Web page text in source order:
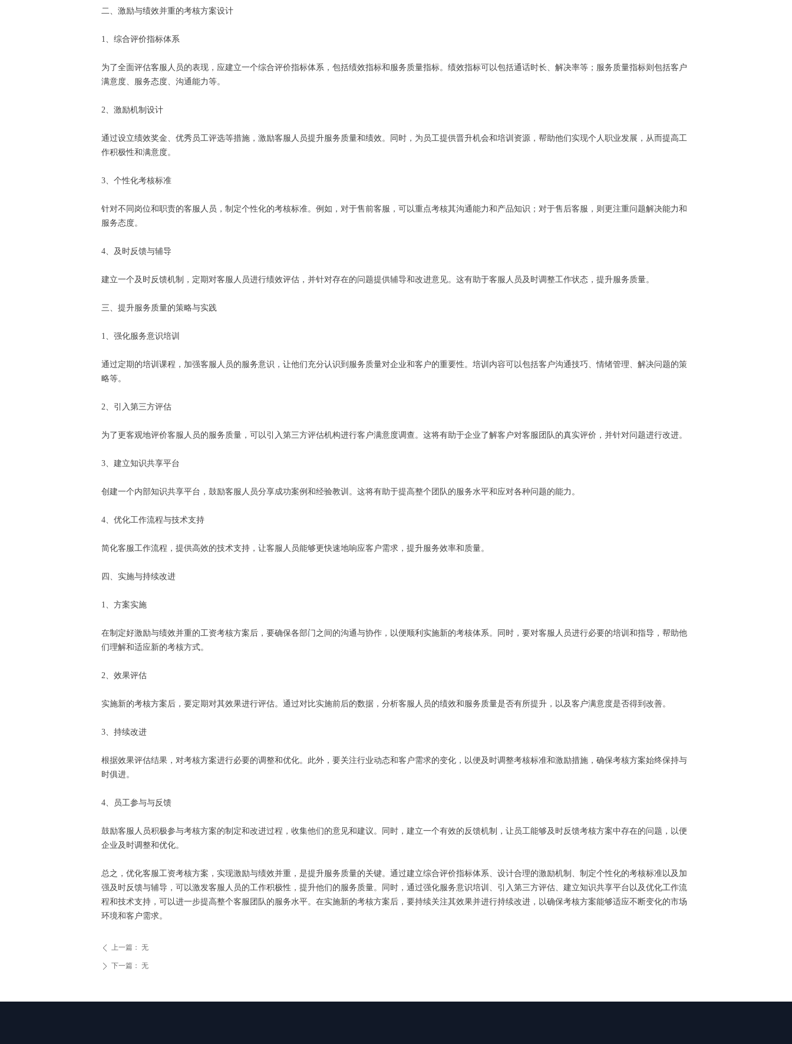
二、激励与绩效并重的考核方案设计
1、综合评价指标体系
为了全面评估客服人员的表现，应建立一个综合评价指标体系，包括绩效指标和服务质量指标。绩效指标可以包括通话时长、解决率等；服务质量指标则包括客户
满意度、服务态度、沟通能力等。
2、激励机制设计
通过设立绩效奖金、优秀员工评选等措施，激励客服人员提升服务质量和绩效。同时，为员工提供晋升机会和培训资源，帮助他们实现个人职业发展，从而提高工
作积极性和满意度。
3、个性化考核标准
针对不同岗位和职责的客服人员，制定个性化的考核标准。例如，对于售前客服，可以重点考核其沟通能力和产品知识；对于售后客服，则更注重问题解决能力和
服务态度。
4、及时反馈与辅导
建立一个及时反馈机制，定期对客服人员进行绩效评估，并针对存在的问题提供辅导和改进意见。这有助于客服人员及时调整工作状态，提升服务质量。
三、提升服务质量的策略与实践
1、强化服务意识培训
通过定期的培训课程，加强客服人员的服务意识，让他们充分认识到服务质量对企业和客户的重要性。培训内容可以包括客户沟通技巧、情绪管理、解决问题的策
略等。
2、引入第三方评估
为了更客观地评价客服人员的服务质量，可以引入第三方评估机构进行客户满意度调查。这将有助于企业了解客户对客服团队的真实评价，并针对问题进行改进。
3、建立知识共享平台
创建一个内部知识共享平台，鼓励客服人员分享成功案例和经验教训。这将有助于提高整个团队的服务水平和应对各种问题的能力。
4、优化工作流程与技术支持
简化客服工作流程，提供高效的技术支持，让客服人员能够更快速地响应客户需求，提升服务效率和质量。
四、实施与持续改进
1、方案实施
在制定好激励与绩效并重的工资考核方案后，要确保各部门之间的沟通与协作，以便顺利实施新的考核体系。同时，要对客服人员进行必要的培训和指导，帮助他
们理解和适应新的考核方式。
2、效果评估
实施新的考核方案后，要定期对其效果进行评估。通过对比实施前后的数据，分析客服人员的绩效和服务质量是否有所提升，以及客户满意度是否得到改善。
3、持续改进
根据效果评估结果，对考核方案进行必要的调整和优化。此外，要关注行业动态和客户需求的变化，以便及时调整考核标准和激励措施，确保考核方案始终保持与
时俱进。
4、员工参与与反馈
鼓励客服人员积极参与考核方案的制定和改进过程，收集他们的意见和建议。同时，建立一个有效的反馈机制，让员工能够及时反馈考核方案中存在的问题，以便
企业及时调整和优化。
总之，优化客服工资考核方案，实现激励与绩效并重，是提升服务质量的关键。通过建立综合评价指标体系、设计合理的激励机制、制定个性化的考核标准以及加
强及时反馈与辅导，可以激发客服人员的工作积极性，提升他们的服务质量。同时，通过强化服务意识培训、引入第三方评估、建立知识共享平台以及优化工作流
程和技术支持，可以进一步提高整个客服团队的服务水平。在实施新的考核方案后，要持续关注其效果并进行持续改进，以确保考核方案能够适应不断变化的市场
环境和客户需求。
ꄴ 上一篇： 无
ꄲ 下一篇： 无